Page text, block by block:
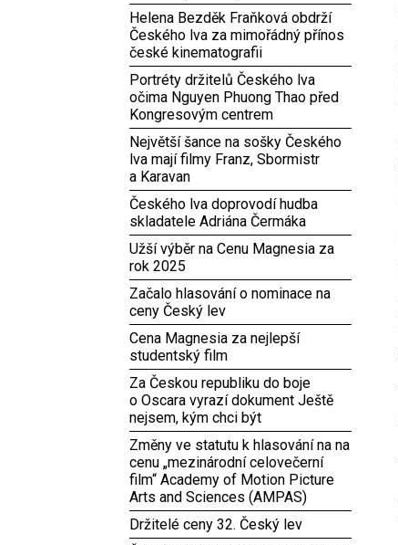
Helena Bezděk Fraňková obdrží
Českého lva za mimořádný přínos
české kinematografii
Portréty držitelů Českého lva
očima Nguyen Phuong Thao před
Kongresovým centrem
Největší šance na sošky Českého
lva mají filmy Franz, Sbormistr
a Karavan
Českého lva doprovodí hudba
skladatele Adriána Čermáka
Užší výběr na Cenu Magnesia za
rok 2025
Začalo hlasování o nominace na
ceny Český lev
Cena Magnesia za nejlepší
studentský film
Za Českou republiku do boje
o Oscara vyrazí dokument Ještě
nejsem, kým chci být
Změny ve statutu k hlasování na na
cenu „mezinárodní celovečerní
film“ Academy of Motion Picture
Arts and Sciences (AMPAS)
Držitelé ceny 32. Český lev